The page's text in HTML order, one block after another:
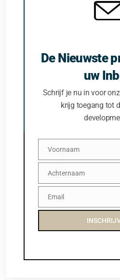
De Nieuwste
uw
Schrijf je nu in voor
krijg toegang tot
Voornaam
Voornaam
Achternaam
Achternaam
EmailEmail